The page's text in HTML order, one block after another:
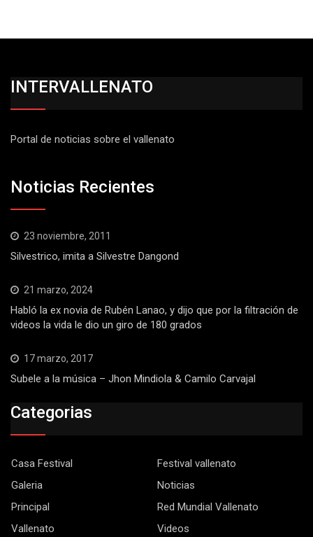
INTERVALLENATO
Portal de noticias sobre el vallenato
Noticias Recientes
23 noviembre, 2011
Silvestrico, imita a Silvestre Dangond
21 marzo, 2024
Habló la ex novia de Rubén Lanao, y dijo que por la filtración de
videos la vida le dio un giro de 180 grados
17 marzo, 2017
Subele a la música – Jhon Mindiola & Camilo Carvajal
Categorias
Casa Festival
Festival vallenato
Galeria
Noticias
Principal
Red Mundial Vallenato
Vallenato
Videos